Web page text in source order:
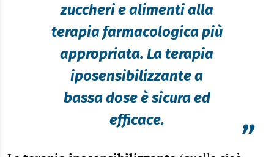
zuccheri e alimenti alla
terapia farmacologica più
appropriata. La terapia
iposensibilizzante a
bassa dose è sicura ed
efficace.
”